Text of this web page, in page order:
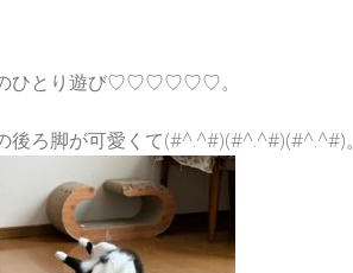
ひとり遊び♡♡♡♡♡♡。
後ろ脚が可愛くて(#^.^#)(#^.^#)(#^.^#)。